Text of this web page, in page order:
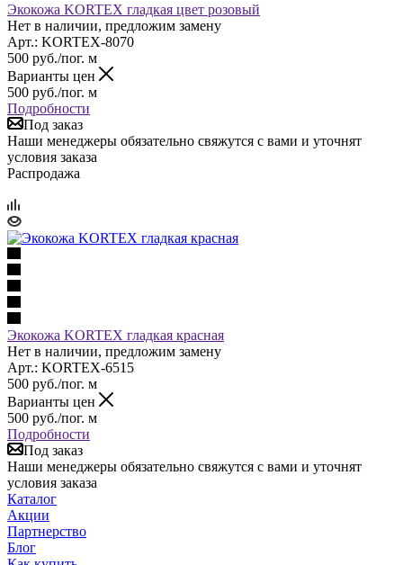
Экокожа KORTEX гладкая цвет розовый
Нет в наличии, предложим замену
Арт.: KORTEX-8070
500 руб./пог. м
Варианты цен
500 руб./пог. м
Подробности
Под заказ
Наши менеджеры обязательно свяжутся с вами и уточнят
условия заказа
Распродажа
Экокожа KORTEX гладкая красная
Нет в наличии, предложим замену
Арт.: KORTEX-6515
500 руб./пог. м
Варианты цен
500 руб./пог. м
Подробности
Под заказ
Наши менеджеры обязательно свяжутся с вами и уточнят
условия заказа
Каталог
Акции
Партнерство
Блог